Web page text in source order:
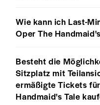
Wie kann ich Last-
Oper The
Besteht die
Sitzplatz mit
ermäßigte Tickets
Handmaid's Tale